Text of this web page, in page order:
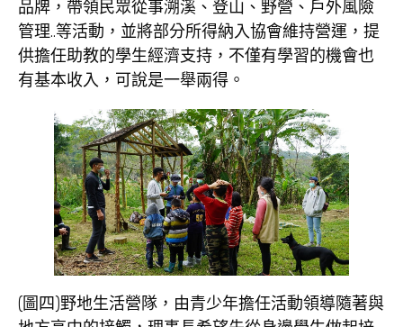
品牌，帶領民眾從事溯溪、登山、野營、戶外風險
管理..等活動，並將部分所得納入協會維持營運，提
供擔任助教的學生經濟支持，不僅有學習的機會也
有基本收入，可說是一舉兩得。
(圖四)野地生活營隊，由青少年擔任活動領導隨著與